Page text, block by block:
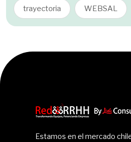
trayectoria WEBSAL
Estamos en el mercado